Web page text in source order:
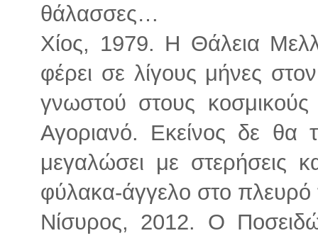
θάλασσες…
Χίος, 1979. Η Θάλεια
φέρει σε λίγους μήνες
γνωστού στους
Αγοριανό. Εκείνος δε θα
μεγαλώσει με στερήσεις
φύλακα-άγγελο στο πλευρό
Νίσυρος, 2012. Ο